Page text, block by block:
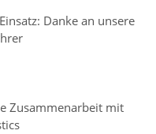
Danke an unsere
Zusammenarbeit mit